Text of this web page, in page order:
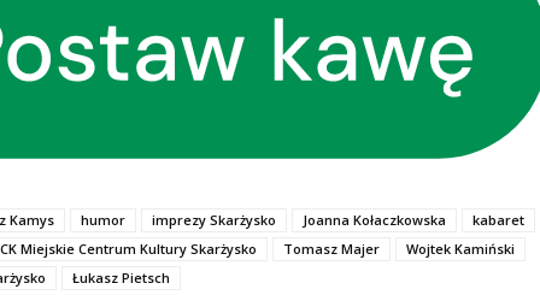
Kamys humor imprezy Skarżysko Joanna Kołaczkowska
kabaret
Miejskie Centrum Kultury Skarżysko Tomasz Majer
Wojtek Kamiński
Łukasz Pietsch